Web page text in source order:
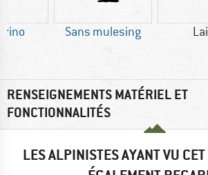
Sans mulesing
RENSEIGNEMENTS MATÉRIEL ET
FONCTIONNALITÉS
LES ALPINISTES AYANT VU